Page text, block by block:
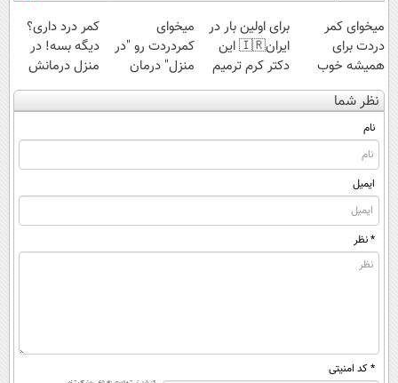
میخوای کمر
دردت برای
همیشه خوب
شه؟ ◀
پرسش‌نامه رو پر
کن!
برای اولین بار در
ایران🇮🇷 این
دکتر کرم ترمیم
کننده 23 روزه
ساخت!
میخوای
کمردردت رو "در
منزل" درمان
کنی؟ (◂فیلم +
◂پرسش‌نامه)
کمر درد داری؟
دیگه بسه! در
منزل درمانش
کن
(◀پرسش‌نامه)
نظر شما
نام
ایمیل
* نظر
* کد امنیتی